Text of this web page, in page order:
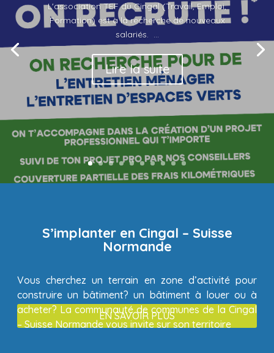
L'association TEF du Cingal (Travail, Emploi,
Formation) est à la recherche de nouveaux
salariés. ...
Lire la suite
S’implanter en Cingal – Suisse
Normande
Vous cherchez un terrain en zone d’activité pour
construire un bâtiment? un bâtiment à louer ou à
acheter? La communauté de communes de la Cingal
– Suisse Normande vous invite sur son territoire
EN SAVOIR PLUS